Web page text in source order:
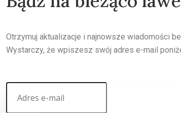
Otrzymuj aktualizacje i najnowsze wiadomości
Wystarczy, że wpiszesz swój adres e-mail